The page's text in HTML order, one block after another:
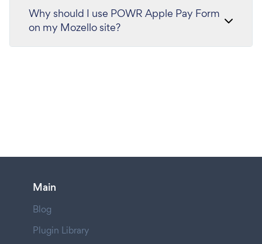
Why should I use POWR Apple Pay Form
on my Mozello site?
Main
Blog
Plugin Library